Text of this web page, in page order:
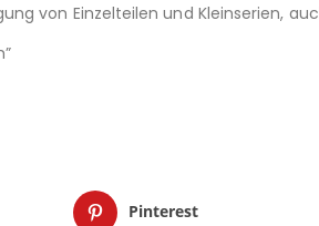
von Einzelteilen und Kleinserien,
Pinterest